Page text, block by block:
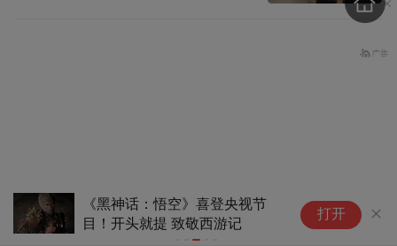
《黑神话：悟空》喜登央视节
目！开头就提 致敬西游记
打开